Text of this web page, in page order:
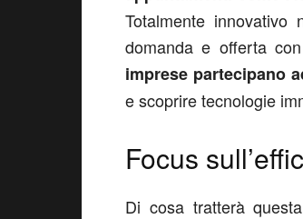
Totalmente
domanda e offerta
imprese partecipano
e scoprire tecnologie
Focus
Di cosa tratterà